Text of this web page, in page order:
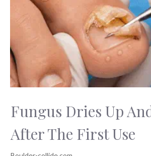
Fungus Dries Up
After The First Use